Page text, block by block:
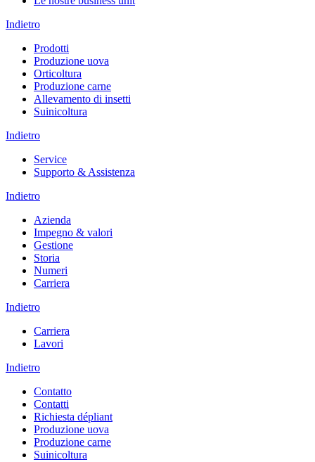
Indietro
Prodotti
Produzione uova
Orticoltura
Produzione carne
Allevamento di insetti
Suinicoltura
Indietro
Service
Supporto & Assistenza
Indietro
Azienda
Impegno & valori
Gestione
Storia
Numeri
Carriera
Indietro
Carriera
Lavori
Indietro
Contatto
Contatti
Richiesta dépliant
Produzione uova
Produzione carne
Suinicoltura